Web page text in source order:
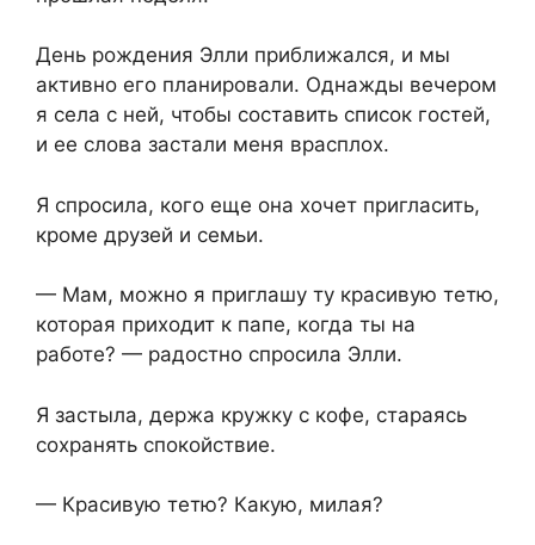
День рождения Элли приближался, и мы
активно его планировали. Однажды вечером
я села с ней, чтобы составить список гостей,
и ее слова застали меня врасплох.
Я спросила, кого еще она хочет пригласить,
кроме друзей и семьи.
— Мам, можно я приглашу ту красивую тетю,
которая приходит к папе, когда ты на
работе? — радостно спросила Элли.
Я застыла, держа кружку с кофе, стараясь
сохранять спокойствие.
— Красивую тетю? Какую, милая?